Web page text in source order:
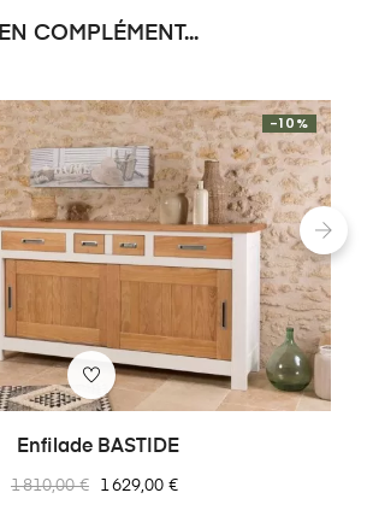
EN COMPLÉMENT...
Enfilade BASTIDE
Prix
1 810,00 €
-10%
Prix
1 629,00 €
›